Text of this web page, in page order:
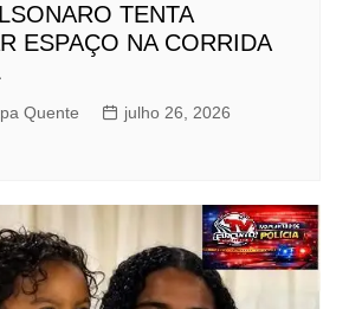
TENTA
ESPAÇO NA CORRIDA
Quente
julho 26, 2026